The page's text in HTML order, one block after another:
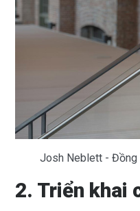
Josh Neblett - Đồng
2. Triển khai